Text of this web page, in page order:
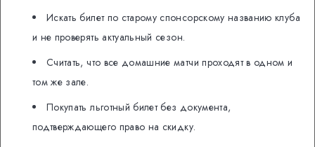
Искать билет по старому спонсорскому названию клуба
и не проверять актуальный сезон.
Считать, что все домашние матчи проходят в одном и
том же зале.
Покупать льготный билет без документа,
подтверждающего право на скидку.